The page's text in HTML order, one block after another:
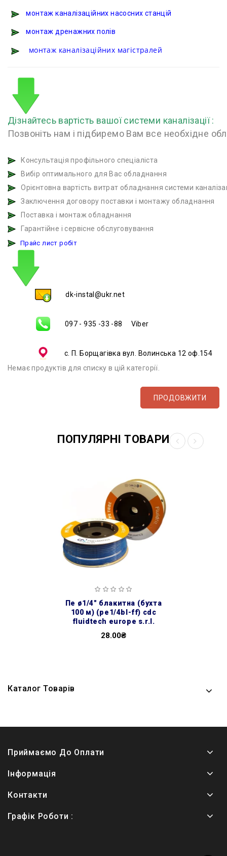
монтаж каналізаційних насосних станцій
монтаж дренажних полів
монтаж каналізаційних магістралей
Дізнайтесь вартість вашої системи каналізації :
Позвоніть нам і підбиремо Вам все необхідне
Консультація профільного спеціаліста
Вибір оптимального для Вас обладнання
Орієнтовна вартість витрат обладнання системи
Заключення договору поставки і монтажу
Поставка і монтаж обладнання
Гарантійне і сервісне обслуговування
Прайс лист робіт
dk-instal@ukr.net
097 - 935 -33 -88 Viber
с. П. Борщагівка вул. Волинська 12 оф.154
Немає продуктів для списку в цій категорії.
ПРОДОВЖИТИ
ПОПУЛЯРНІ ТОВАРИ
пе ø1/4″ блакитна (бухта
100 м) (pe1/4bl-ff) cdc
fluidtech europe s.r.l.
28.00₴
Каталог Товарів
Приймаємо До Оплати
Інформація
Контакти
Графік Роботи :